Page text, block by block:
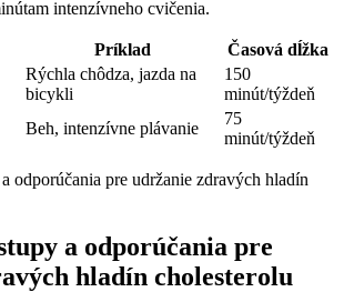
intenzívneho cvičenia.
Príklad
Časová dĺžka
Rýchla chôdza, jazda na
bicykli
150
minút/týždeň
Beh, intenzívne plávanie
75
minút/týždeň
a odporúčania pre
hladín cholesterolu